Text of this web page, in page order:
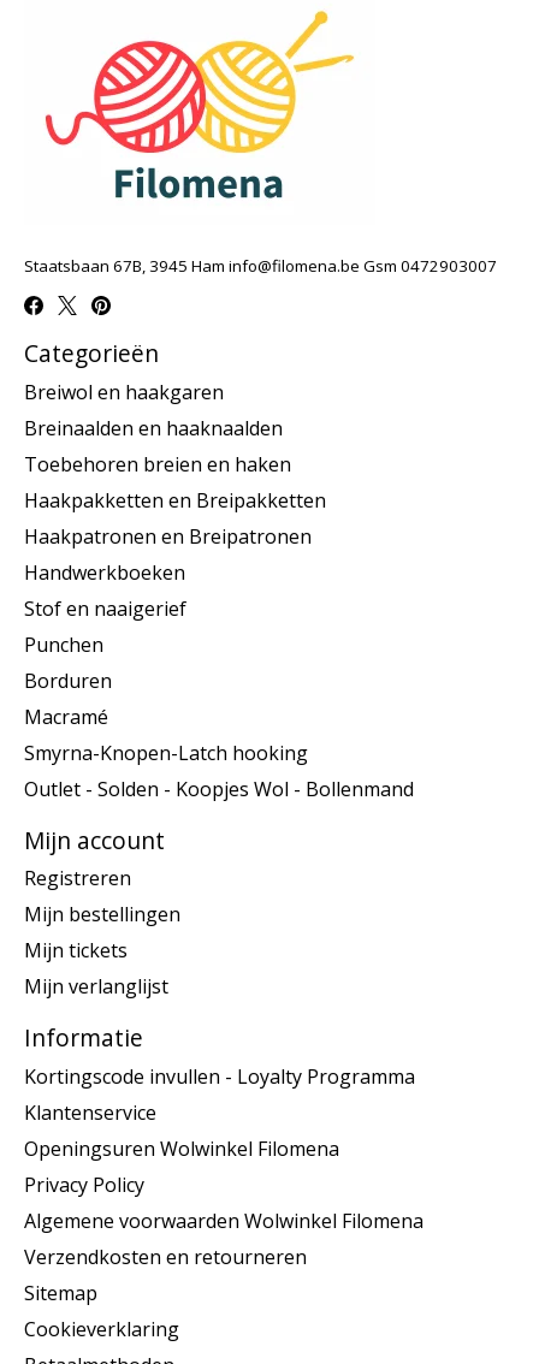
Staatsbaan 67B, 3945 Ham info@filomena.be Gsm 0472903007
Categorieën
Breiwol en haakgaren
Breinaalden en haaknaalden
Toebehoren breien en haken
Haakpakketten en Breipakketten
Haakpatronen en Breipatronen
Handwerkboeken
Stof en naaigerief
Punchen
Borduren
Macramé
Smyrna-Knopen-Latch hooking
Outlet - Solden - Koopjes Wol - Bollenmand
Mijn account
Registreren
Mijn bestellingen
Mijn tickets
Mijn verlanglijst
Informatie
Kortingscode invullen - Loyalty Programma
Klantenservice
Openingsuren Wolwinkel Filomena
Privacy Policy
Algemene voorwaarden Wolwinkel Filomena
Verzendkosten en retourneren
Sitemap
Cookieverklaring